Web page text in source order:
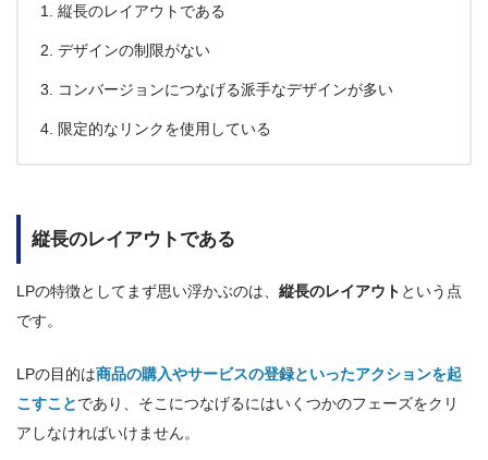
縦長のレイアウトである
デザインの制限がない
コンバージョンにつなげる派手なデザインが多い
限定的なリンクを使用している
縦長のレイアウトである
LPの特徴としてまず思い浮かぶのは、 縦長のレイアウト という点
です。
LPの目的は商品の購入やサービスの登録といったアクションを起
こすことであり、そこにつなげるにはいくつかのフェーズをクリ
アしなければいけません。